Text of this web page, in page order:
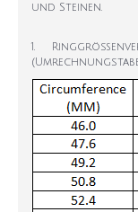
und Steinen.
1.